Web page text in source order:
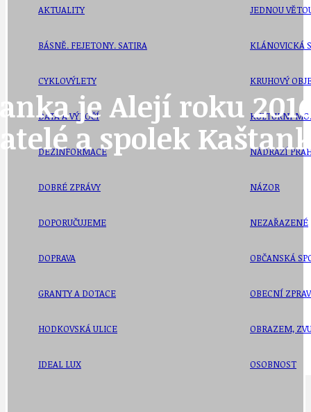
AKTUALITY
BÁSNĚ. FEJETONY. SATIRA
CYKLOVÝLETY
DATA A VÝROČÍ
DEZINFORMACE
DOBRÉ ZPRÁVY
DOPORUČUJEME
DOPRAVA
GRANTY A DOTACE
HODKOVSKÁ ULICE
IDEAL LUX
JEDNOU
KLÁNOVICKÁ
KRUHOVÝ
KULTURNÍ
NÁDRAŽÍ
NÁZOR
NEZAŘAZENÉ
OBČANSKÁ
OBECNÍ
OBRAZEM,
OSOBNOST
je Alejí roku
a spolek